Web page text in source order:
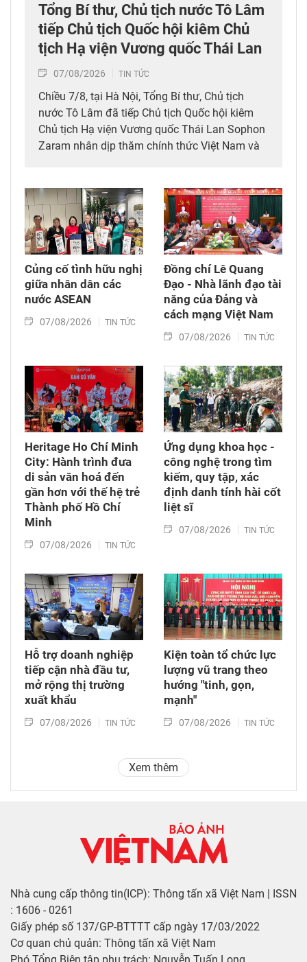
Tổng Bí thư, Chủ tịch nước Tô Lâm
tiếp Chủ tịch Quốc hội kiêm Chủ
tịch Hạ viện Vương quốc Thái Lan
07/08/2026 TIN TỨC
Chiều 7/8, tại Hà Nội, Tổng Bí thư, Chủ tịch
nước Tô Lâm đã tiếp Chủ tịch Quốc hội kiêm
Chủ tịch Hạ viện Vương quốc Thái Lan Sophon
Zaram nhân dịp thăm chính thức Việt Nam và
(6/8/1976 – 6/8/2026).
Củng cố tình hữu nghị
giữa nhân dân các
nước ASEAN
07/08/2026 TIN TỨC
Đồng chí Lê Quang
Đạo - Nhà lãnh đạo tài
năng của Đảng và
cách mạng Việt Nam​
07/08/2026 TIN TỨC
Heritage Ho Chí Minh
City: Hành trình đưa
di sản văn hoá đến
gần hơn với thế hệ trẻ
Thành phố Hồ Chí
Minh
07/08/2026 TIN TỨC
Ứng dụng khoa học -
công nghệ trong tìm
kiếm, quy tập, xác
định danh tính hài cốt
liệt sĩ
07/08/2026 TIN TỨC
Hỗ trợ doanh nghiệp
tiếp cận nhà đầu tư,
mở rộng thị trường
xuất khẩu
07/08/2026 TIN TỨC
Kiện toàn tổ chức lực
lượng vũ trang theo
hướng "tinh, gọn,
mạnh"
07/08/2026 TIN TỨC
Xem thêm
Nhà cung cấp thông tin(ICP): Thông tấn xã Việt Nam | ISSN
: 1606 - 0261
Giấy phép số 137/GP-BTTTT cấp ngày 17/03/2022
Cơ quan chủ quản: Thông tấn xã Việt Nam